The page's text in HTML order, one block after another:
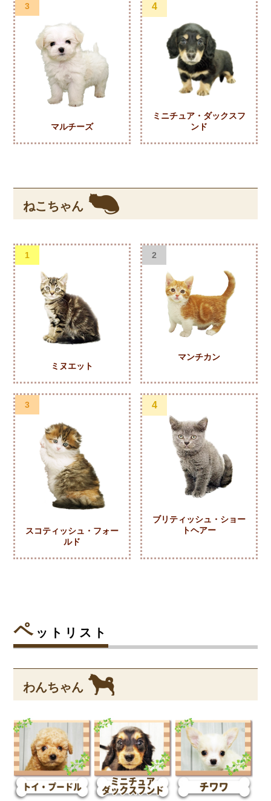
3
マルチーズ
4
ミニチュア・ダックスフ
ンド
ねこちゃん
1
ミヌエット
2
マンチカン
3
スコティッシュ・フォー
ルド
4
ブリティッシュ・ショー
トヘアー
ペ ットリスト
わんちゃん